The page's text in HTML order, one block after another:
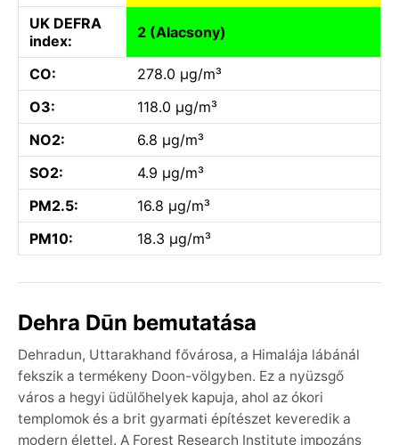
UK DEFRA
index:
2 (Alacsony)
CO:
278.0 µg/m³
O3:
118.0 µg/m³
NO2:
6.8 µg/m³
SO2:
4.9 µg/m³
PM2.5:
16.8 µg/m³
PM10:
18.3 µg/m³
Dehra Dūn bemutatása
Dehradun, Uttarakhand fővárosa, a Himalája lábánál
fekszik a termékeny Doon-völgyben. Ez a nyüzsgő
város a hegyi üdülőhelyek kapuja, ahol az ókori
templomok és a brit gyarmati építészet keveredik a
modern élettel. A Forest Research Institute impozáns